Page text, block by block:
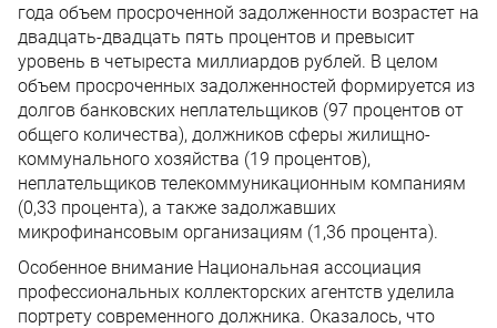
года объем просроченной задолженности возрастет на
двадцать-двадцать пять процентов и превысит
уровень в четыреста миллиардов рублей. В целом
объем просроченных задолженностей формируется из
долгов банковских неплательщиков (97 процентов от
общего количества), должников сферы жилищно-
коммунального хозяйства (19 процентов),
неплательщиков телекоммуникационным компаниям
(0,33 процента), а также задолжавших
микрофинансовым организациям (1,36 процента).
Особенное внимание Национальная ассоциация
профессиональных коллекторских агентств уделила
портрету современного должника. Оказалось, что